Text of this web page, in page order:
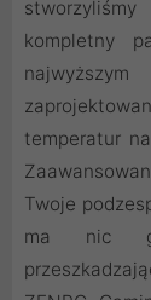
kompletny
temperatur
Twoje
ma nic